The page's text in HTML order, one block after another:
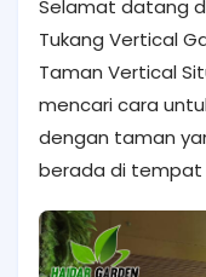
Selamat datang
Tukang Vertical
Taman Vertical
mencari cara
dengan taman
berada di